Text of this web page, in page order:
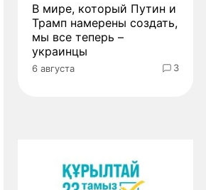
В мире, который Путин и
Трамп намерены создать,
мы все теперь –
украинцы
6 августа 3